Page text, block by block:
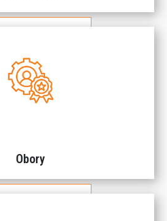
Více informací
Obory
To mě zajímá